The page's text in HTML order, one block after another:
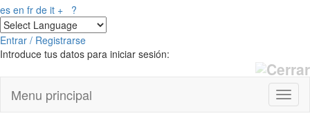
es en fr de it + ?
Entrar / Registrarse
Introduce tus datos para iniciar sesión:
Menu principal